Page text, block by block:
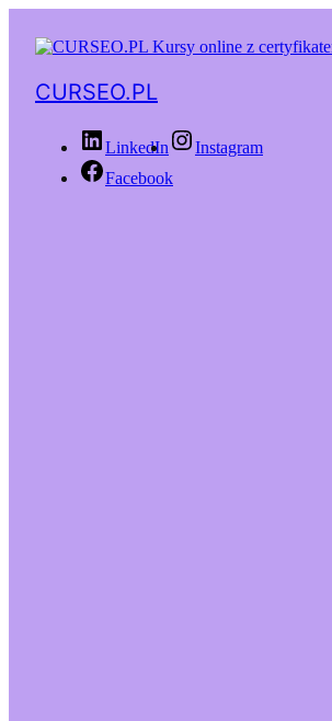
CURSEO.PL
LinkedIn
Instagram
Facebook